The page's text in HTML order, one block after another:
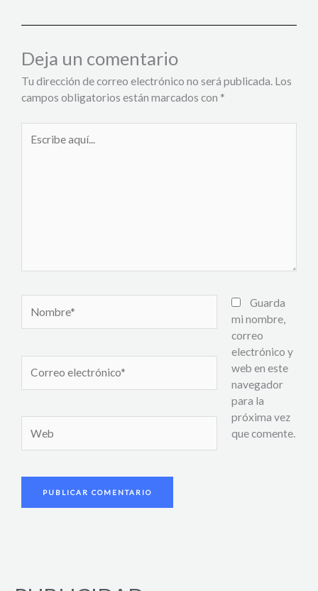
Deja un comentario
Tu dirección de correo electrónico no será publicada. Los
campos obligatorios están marcados con *
aquí...
electrónico*
Guarda
mi nombre,
correo
electrónico y
web en este
navegador
para la
próxima vez
que comente.